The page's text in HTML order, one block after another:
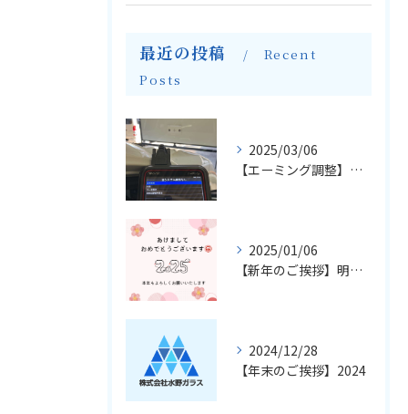
最近の投稿
Recent
Posts
2025/03/06
【エーミング調整】輸入車のフロントガラス交換とエーミングについて
2025/01/06
【新年のご挨拶】明けましておめでとうございます
2024/12/28
【年末のご挨拶】2024